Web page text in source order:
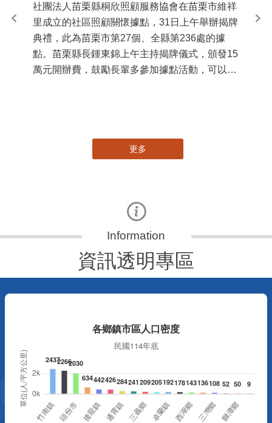
社團法人苗栗縣桐欣照顧服務協會在苗栗市維祥
里成立的社區照顧關懷據點，31日上午舉辦揭牌
典禮，此為苗栗市第27個、全縣第236處的據
點。苗栗縣長鍾東錦上午主持揭牌儀式，頒發15
萬元開辦費，鼓勵長輩多參加據點活動，可以更
苗
更多
資訊透明專區